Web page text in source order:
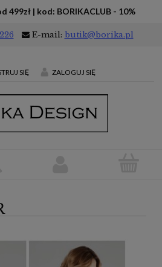
499zł | kod: BORIKACLUB - 10%
E-mail: butik@borika.pl
SIĘ ZALOGUJ SIĘ